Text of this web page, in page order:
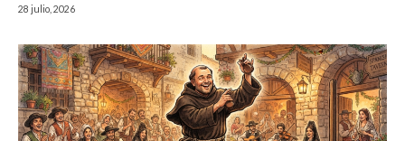
28 julio, 2026